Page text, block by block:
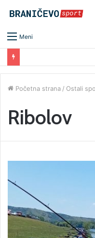
Meni
Početna strana / Ostali
Ribolov